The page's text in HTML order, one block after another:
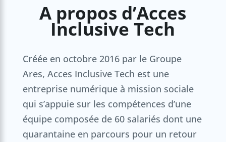
A propos d’Acces
Inclusive Tech
Créée en octobre 2016 par le Groupe
Ares, Acces Inclusive Tech est une
entreprise numérique à mission sociale
qui s’appuie sur les compétences d’une
équipe composée de 60 salariés dont une
quarantaine en parcours pour un retour